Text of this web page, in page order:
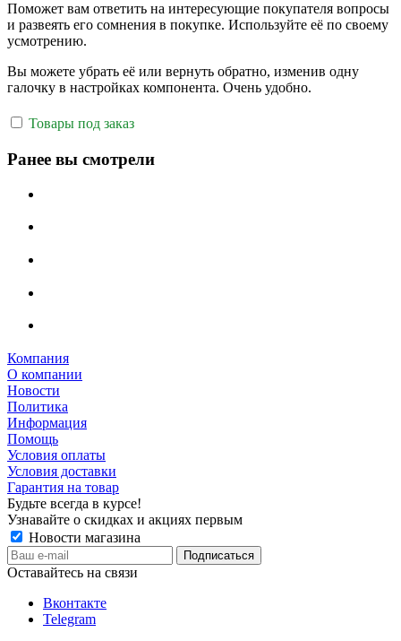
Поможет вам ответить на интересующие покупателя вопросы
и развеять его сомнения в покупке. Используйте её по своему
усмотрению.
Вы можете убрать её или вернуть обратно, изменив одну
галочку в настройках компонента. Очень удобно.
Товары под заказ
Ранее вы смотрели
Компания
О компании
Новости
Политика
Информация
Помощь
Условия оплаты
Условия доставки
Гарантия на товар
Будьте всегда в курсе!
Узнавайте о скидках и акциях первым
Новости магазина
Оставайтесь на связи
Вконтакте
Telegram